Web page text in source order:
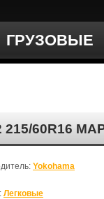
ГРУЗОВЫЕ
60R16
Yokohama
Легковые